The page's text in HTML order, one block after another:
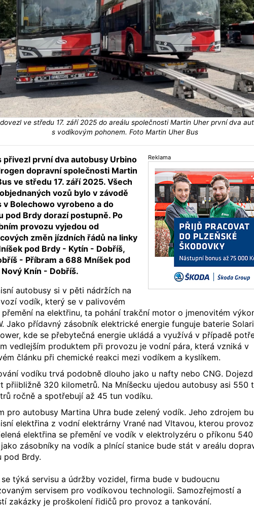
ve středu 17. září 2025 do areálu společnosti Martin Uher první dva
s vodíkovým pohonem. Foto Martin Uher Bus
Reklama
přivezl první dva autobusy Urbino
dopravní společnosti Martin
ve středu 17. září 2025. Všech
vozů bylo v závodě
v Bolechowo vyrobeno a do
pod Brdy dorazí postupně. Po
provozu vyjedou od
změn jízdních řádů na linky
pod Brdy - Kytín - Dobříš,
- Příbram a 688 Mníšek pod
Knín - Dobříš.
autobusy si v pěti nádržích na
vodík, který se v palivovém
přemění na elektřinu, ta pohání trakční motor o jmenovitém
Jako přídavný zásobník elektrické energie funguje baterie
kde se přebytečná energie ukládá a využívá v případě
vedlejším produktem při provozu je vodní pára, která vzniká v
článku při chemické reakci mezi vodíkem a kyslíkem.
vodíku trvá podobně dlouho jako u nafty nebo CNG.
přiibližně 320 kilometrů. Na Mníšecku ujedou autobusy asi 550
ročně a spotřebují až 45 tun vodíku.
pro autobusy Martina Uhra bude zelený vodík. Jeho zdrojem
elektřina z vodní elektrárny Vrané nad Vltavou, kterou
elektřina se přemění ve vodík v elektrolyzéru o příkonu 540
jako zásobníky na vodík a plnící stanice bude stát v areálu
pod Brdy.
se týká servisu a údržby vozidel, firma bude v budoucnu
servisem pro vodíkovou technologii. Samozřejmostí a
zakázky je proškolení řidičů pro provoz a tankování.